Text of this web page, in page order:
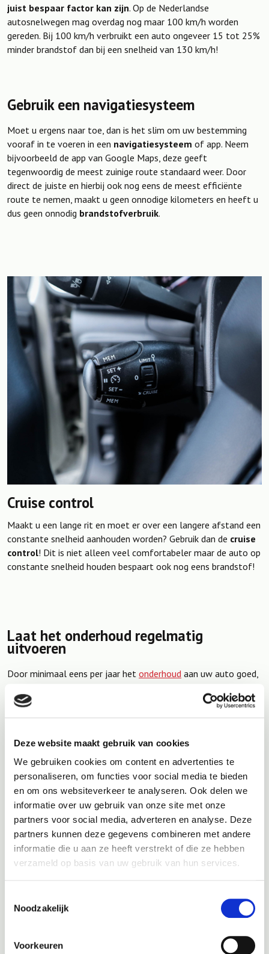
Deze website maakt gebruik van cookies
We gebruiken cookies om content en advertenties te
personaliseren, om functies voor social media te bieden
en om ons websiteverkeer te analyseren. Ook delen we
informatie over uw gebruik van onze site met onze
partners voor social media, adverteren en analyse. Deze
partners kunnen deze gegevens combineren met andere
informatie die u aan ze heeft verstrekt of die ze hebben
verzameld op basis van uw gebruik van hun services.
Noodzakelijk
Voorkeuren
juist bespaar factor kan zijn. Op de Nederlandse
autosnelwegen mag overdag nog maar 100 km/h worden
gereden. Bij 100 km/h verbruikt een auto ongeveer 15 tot 25%
minder brandstof dan bij een snelheid van 130 km/h!
Gebruik een navigatiesysteem
Moet u ergens naar toe, dan is het slim om uw bestemming
vooraf in te voeren in een navigatiesysteem of app. Neem
bijvoorbeeld de app van Google Maps, deze geeft
tegenwoordig de meest zuinige route standaard weer. Door
direct de juiste en hierbij ook nog eens de meest efficiënte
route te nemen, maakt u geen onnodige kilometers en heeft u
dus geen onnodig brandstofverbruik.
Cruise control
Maakt u een lange rit en moet er over een langere afstand een
constante snelheid aanhouden worden? Gebruik dan de cruise
control! Dit is niet alleen veel comfortabeler maar de auto op
constante snelheid houden bespaart ook nog eens brandstof!
Laat het onderhoud regelmatig
uitvoeren
Door minimaal eens per jaar het onderhoud aan uw auto goed,
besparen op uw
Eén of meerdere wielen lopen niet soepel. Dit kan
bijvoorbeeld komen door slijtage aan lagers of door een
remklauw die wat vast blijft zitten. Tijdens het
onderhoud wordt dit geconstateerd, verholpen en de auto
zou na deze ingreep minder rolweerstand hebben.
Vreemde bandenslijtage . Tijdens het onderhoud komt
de monteur er achter dat de banden op een vreemde
blijkt deuitlijning
van de auto niet meer in orde te zijn. Na
rijdt de auto niet alleen
stukken lekkerder, maar ook hier zou de rolweerstand
verminderd zijn.